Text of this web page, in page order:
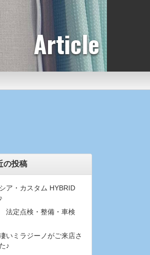
Article
の投稿
ア・カスタム HYBRID
法定点検・整備・車検
いミラジーノがご来店さ
♪